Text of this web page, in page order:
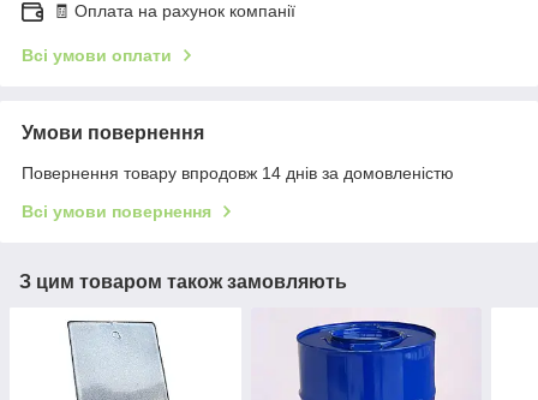
🧾 Оплата на рахунок компанії
Всі умови оплати
Умови повернення
Повернення товару впродовж 14 днів за домовленістю
Всі умови повернення
З цим товаром також замовляють